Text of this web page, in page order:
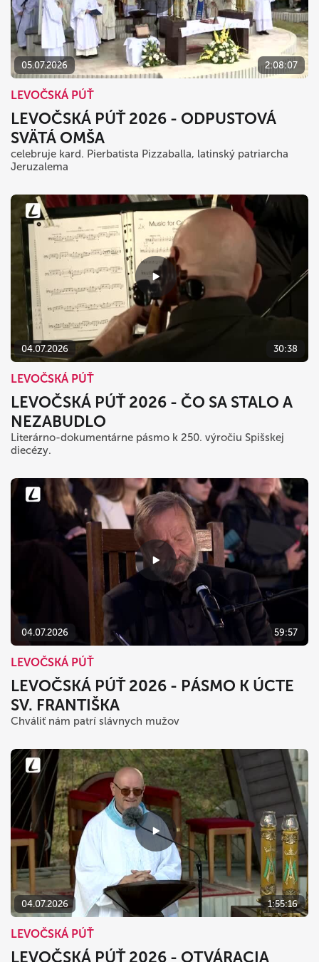
dnes vymazať zavrieť
05.07.2026 2:08:07
LEVOČSKÁ PÚŤ
LEVOČSKÁ PÚŤ 2026 - ODPUSTOVÁ
SVÄTÁ OMŠA
celebruje kard. Pierbatista Pizzaballa, latinský patriarcha
Jeruzalema
04.07.2026 30:38
LEVOČSKÁ PÚŤ
LEVOČSKÁ PÚŤ 2026 - ČO SA STALO A
NEZABUDLO
Literárno-dokumentárne pásmo k 250. výročiu Spišskej
diecézy.
04.07.2026 59:57
LEVOČSKÁ PÚŤ
LEVOČSKÁ PÚŤ 2026 - PÁSMO K ÚCTE
SV. FRANTIŠKA
Chváliť nám patrí slávnych mužov
04.07.2026 1:55:16
LEVOČSKÁ PÚŤ
LEVOČSKÁ PÚŤ 2026 - OTVÁRACIA